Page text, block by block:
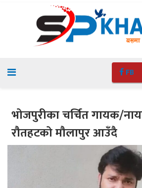
FB
भोजपुरीका चर्चित गायक/
रौतहटको मौलापुर आउँदै